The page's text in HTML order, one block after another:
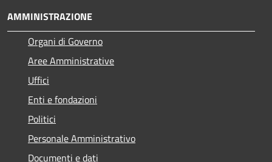
AMMINISTRAZIONE
Organi di Governo
Aree Amministrative
Uffici
Enti e fondazioni
Politici
Personale Amministrativo
Documenti e dati